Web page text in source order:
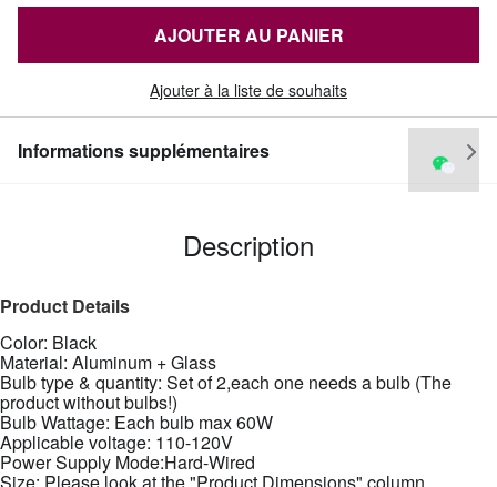
AJOUTER AU PANIER
Ajouter à la liste de souhaits
Informations supplémentaires
Description
Product Details
Color: Black
Material: Aluminum + Glass
Bulb type & quantity: Set of 2,each one needs a bulb (The
product without bulbs!)
Bulb Wattage: Each bulb max 60W
Applicable voltage: 110-120V
Power Supply Mode:Hard-Wired